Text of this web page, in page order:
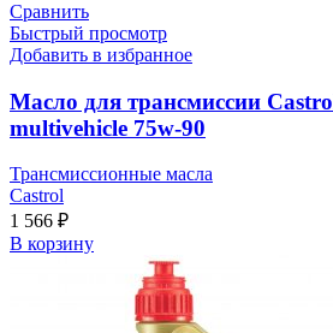
Сравнить
Быстрый просмотр
Добавить в избранное
Масло для трансмиссии
multivehicle 75w-90
Трансмиссионные масла
Castrol
1 566 ₽
В корзину